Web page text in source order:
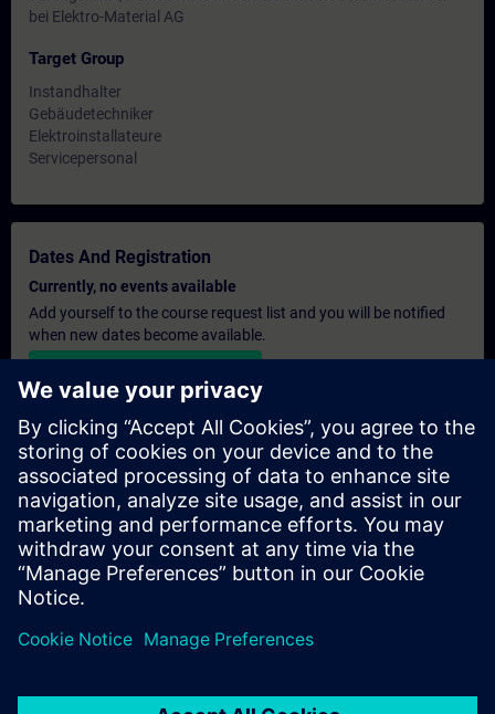
bei Elektro-Material AG
Target Group
Instandhalter
Gebäudetechniker
Elektroinstallateure
Servicepersonal
Dates And Registration
Currently, no events available
Add yourself to the course request list and you will be notified
when new dates become available.
Personalised Quotation
If you require a standard list price quotation for this training, for
example for your purchasing department, then please click the
link below. You first need to provide some personal details and
after this a quotation will be emailed to you.
Provide Quotation